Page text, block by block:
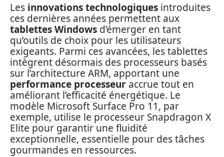
Les innovations technologiques introduites
ces dernières années permettent aux
tablettes Windows d’émerger en tant
qu’outils de choix pour les utilisateurs
exigeants. Parmi ces avancées, les tablettes
intègrent désormais des processeurs basés
sur l’architecture ARM, apportant une
performance processeur accrue tout en
améliorant l’efficacité énergétique. Le
modèle Microsoft Surface Pro 11, par
exemple, utilise le processeur Snapdragon X
Elite pour garantir une fluidité
exceptionnelle, essentielle pour des tâches
gourmandes en ressources.